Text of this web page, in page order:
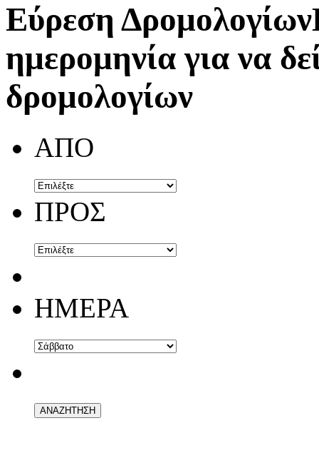
Εύρεση Δρομολογίων
ημερομηνία για να
δρομολογίων
ΑΠΟ
ΠΡΟΣ
ΗΜΕΡΑ